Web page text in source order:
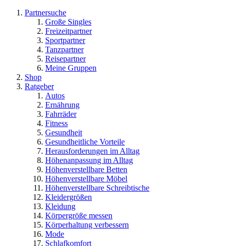
Partnersuche
Große Singles
Freizeitpartner
Sportpartner
Tanzpartner
Reisepartner
Meine Gruppen
Shop
Ratgeber
Autos
Ernährung
Fahrräder
Fitness
Gesundheit
Gesundheitliche Vorteile
Herausforderungen im Alltag
Höhenanpassung im Alltag
Höhenverstellbare Betten
Höhenverstellbare Möbel
Höhenverstellbare Schreibtische
Kleidergrößen
Kleidung
Körpergröße messen
Körperhaltung verbessern
Mode
Schlafkomfort